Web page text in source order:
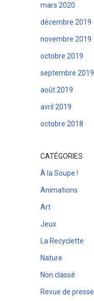
mars 2020
décembre 2019
novembre 2019
octobre 2019
septembre 2019
août 2019
avril 2019
octobre 2018
CATÉGORIES
À la Soupe !
Animations
Art
Jeux
La Recyclette
Nature
Non classé
Revue de presse